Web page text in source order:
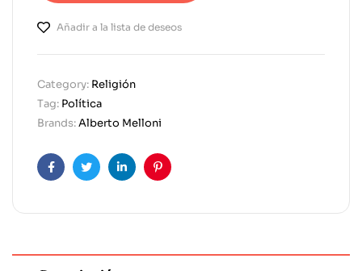
Añadir a la lista de deseos
Category: Religión
Tag: Política
Brands:Alberto Melloni
FacebookTwitterLinkedinPinterest